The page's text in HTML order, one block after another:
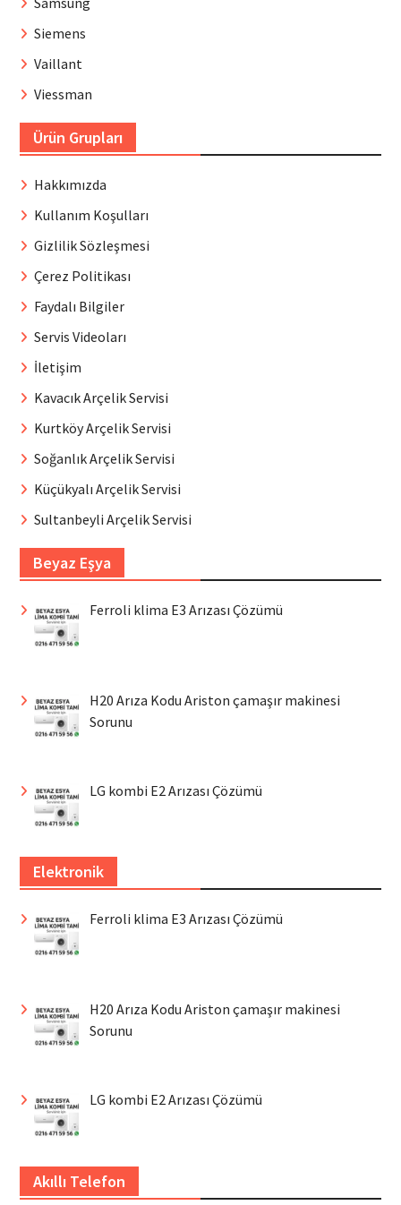
Siemens
Vaillant
Viessman
Ürün Grupları
Hakkımızda
Kullanım Koşulları
Gizlilik Sözleşmesi
Çerez Politikası
Faydalı Bilgiler
Servis Videoları
İletişim
Kavacık Arçelik Servisi
Kurtköy Arçelik Servisi
Soğanlık Arçelik Servisi
Küçükyalı Arçelik Servisi
Sultanbeyli Arçelik Servisi
Beyaz Eşya
Ferroli klima E3 Arızası Çözümü
H20 Arıza Kodu Ariston çamaşır makinesi
Sorunu
LG kombi E2 Arızası Çözümü
Elektronik
Ferroli klima E3 Arızası Çözümü
H20 Arıza Kodu Ariston çamaşır makinesi
Sorunu
LG kombi E2 Arızası Çözümü
Akıllı Telefon